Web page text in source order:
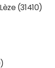
(31410)